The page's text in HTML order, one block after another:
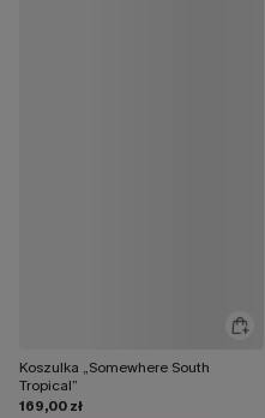
Koszulka „Somewhere South
Tropical”
169,00 zł